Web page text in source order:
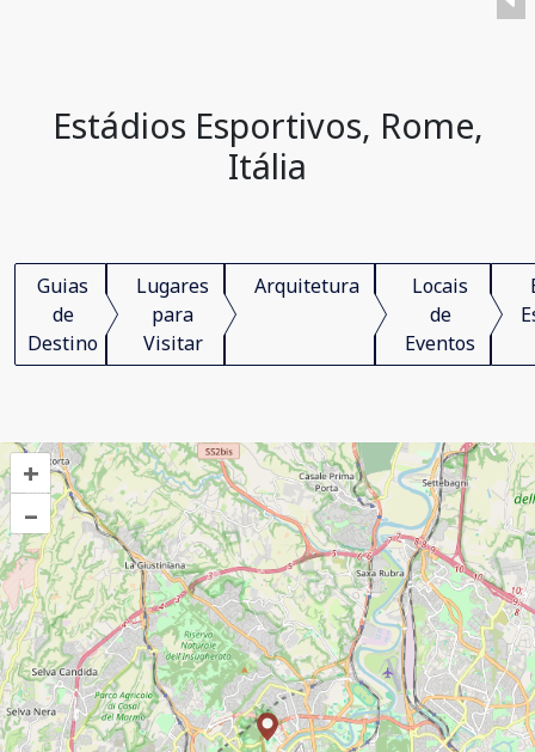
Estádios Esportivos, Rome,
Itália
Guias
de
Destino
Lugares
para
Visitar
Arquitetura
Locais
de
Eventos
+
–